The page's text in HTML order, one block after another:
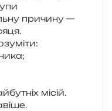
при­чи­ну —
місій.